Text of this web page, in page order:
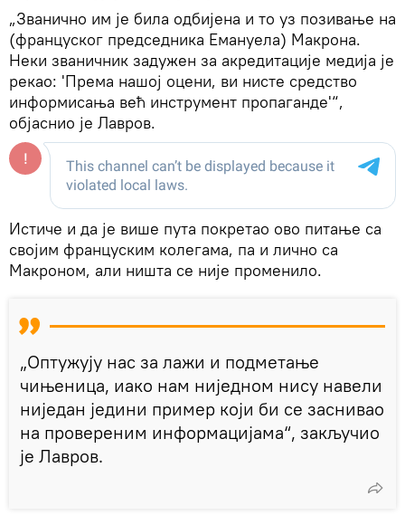
„Званично им је била одбијена и то уз позивање на
(француског председника Емануела) Макрона.
Неки званичник задужен за акредитације медија је
рекао: 'Према нашој оцени, ви нисте средство
информисања већ инструмент пропаганде'“,
објаснио је Лавров.
Истиче и да је више пута покретао ово питање са
својим француским колегама, па и лично са
Макроном, али ништа се није променило.
„Оптужују нас за лажи и подметање
чињеница, иако нам ниједном нису навели
ниједан једини пример који би се заснивао
на провереним информацијама“, закључио
је Лавров.